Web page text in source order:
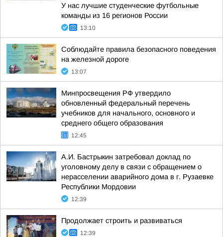
У нас лучшие студенческие футбольные
команды из 16 регионов России
13:10
Соблюдайте правила безопасного поведения
на железной дороге
13:07
Минпросвещения РФ утвердило
обновленный федеральный перечень
учебников для начального, основного и
среднего общего образования
12:45
А.И. Бастрыкин затребовал доклад по
уголовному делу в связи с обращением о
нерасселении аварийного дома в г. Рузаевке
Республики Мордовии
12:39
Продолжает строить и развиваться
12:39